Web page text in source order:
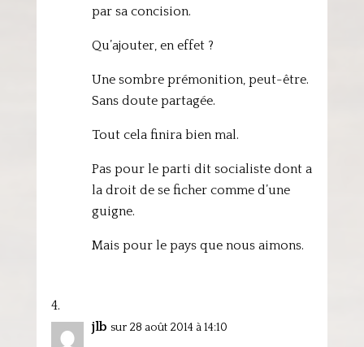
par sa concision.
Qu’ajouter, en effet ?
Une sombre prémonition, peut-être.
Sans doute partagée.
Tout cela finira bien mal.
Pas pour le parti dit socialiste dont a
la droit de se ficher comme d’une
guigne.
Mais pour le pays que nous aimons.
jlb sur 28 août 2014 à 14:10